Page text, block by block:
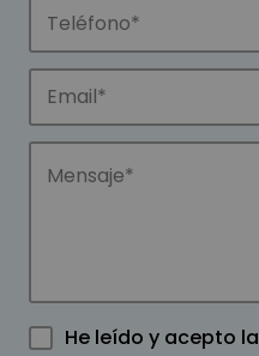
He leído y acepto la